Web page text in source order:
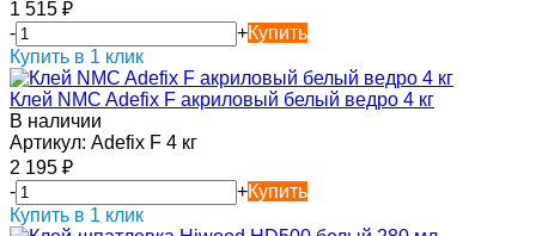
1 515 ₽
-
+Купить
Купить в 1 клик
Клей NMC Adefix F акриловый белый ведро 4 кг
В наличии
Артикул: Adefix F 4 кг
2 195 ₽
-
+Купить
Купить в 1 клик